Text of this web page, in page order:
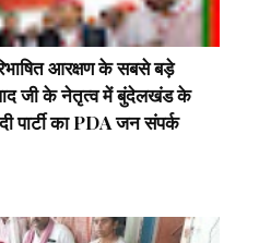
आरक्षण के सबसे बड़े
जी के नेतृत्व में बुंदेलखंड के
पार्टी का PDA जन संपर्क